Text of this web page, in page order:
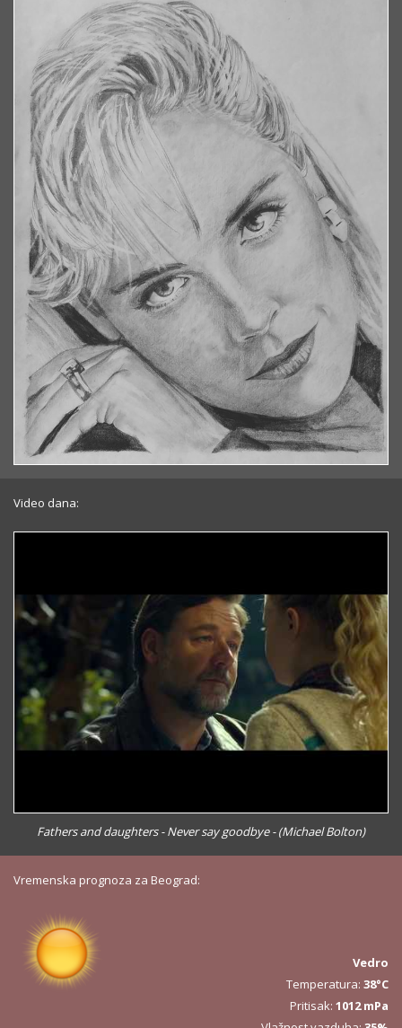
Video dana:
Fathers and daughters - Never say goodbye - (Michael Bolton)
Vremenska prognoza za Beograd:
Vedro
Temperatura: 38°C
Pritisak: 1012 mPa